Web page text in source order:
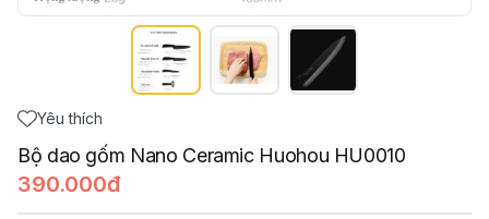
Yêu thích
Bộ dao gốm Nano Ceramic Huohou HU0010
390.000đ